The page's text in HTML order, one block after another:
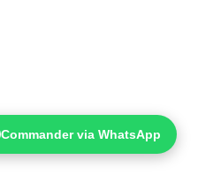
Commander via WhatsApp